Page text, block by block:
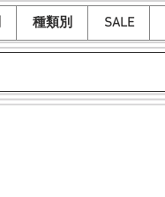
種類別 SALE